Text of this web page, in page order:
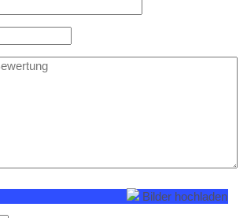
Bilder hochladen